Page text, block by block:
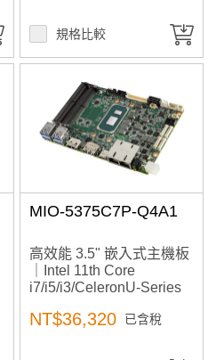
規格比較
MIO-5375C7P-Q4A1
高效能 3.5" 嵌入式主機板
｜Intel 11th Core
i7/i5/i3/CeleronU-Series
化、小型工作站、AI邊緣
NT$36,320 已含稅